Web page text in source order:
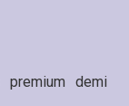
premium demi